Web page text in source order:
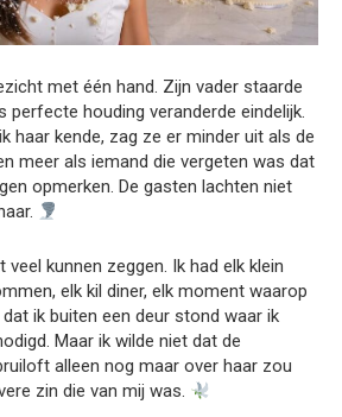
met één hand. Zijn vader staarde
perfecte houding veranderde eindelijk.
haar kende, zag ze er minder uit als de
meer als iemand die vergeten was dat
opmerken. De gasten lachten niet
veel kunnen zeggen. Ik had elk klein
elk kil diner, elk moment waarop
ik buiten een deur stond waar ik
Maar ik wilde niet dat de
alleen nog maar over haar zou
zin die van mij was.